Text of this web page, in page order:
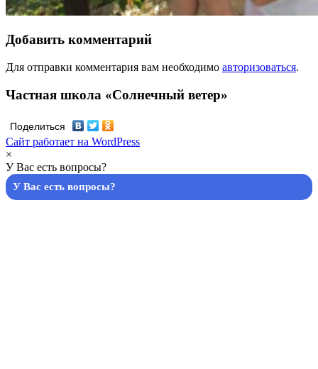
Добавить комментарий
Для отправки комментария вам необходимо авторизоваться.
Частная школа «Солнечный ветер»
Поделиться
Сайт работает на WordPress
×
У Вас есть вопросы?
У Вас есть вопросы?